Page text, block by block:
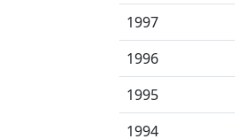
1997
1996
1995
1994